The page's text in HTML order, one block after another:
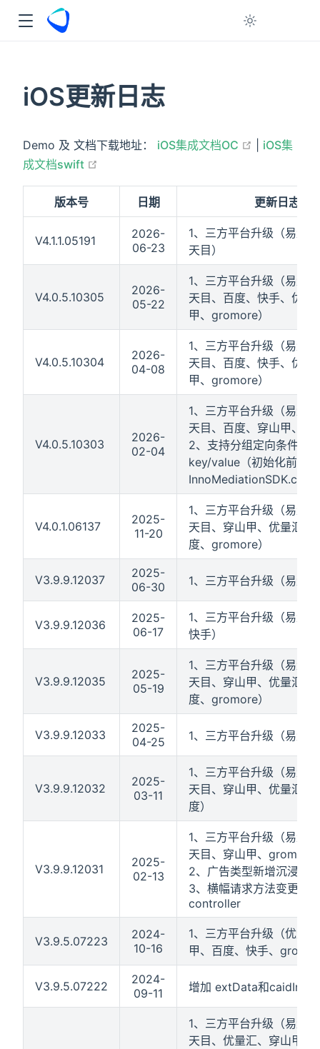
打开
iOS更新日志
Demo 及 文档下载地址： iOS集成文档OC 在新窗口打开
iOS集
成文档swift
版本号 日期 更新日志
V4.1.1.05191
2026-
06-23
1、三方平台升级（易量
天目）
V4.0.5.10305
2026-
05-22
1、三方平台升级（易量
天目、百度、快手、优量
甲、gromore）
V4.0.5.10304
2026-
04-08
1、三方平台升级（易量
天目、百度、快手、优量
甲、gromore）
V4.0.5.10303
2026-
02-04
1、三方平台升级（易量
天目、百度、穿山甲、
2、支持分组定向条件支
key/value（初始化前设置
V4.0.1.06137
2025-
11-20
1、三方平台升级（易量
天目、穿山甲、优量汇、
度、gromore）
V3.9.9.12037
2025-
06-30
1、三方平台升级（易量
V3.9.9.12036
2025-
06-17
1、三方平台升级（易量
快手）
V3.9.9.12035
2025-
05-19
1、三方平台升级（易量
天目、穿山甲、优量汇、
度、gromore）
V3.9.9.12033
2025-
04-25
1、三方平台升级（易量
V3.9.9.12032
2025-
03-11
1、三方平台升级（易量
天目、穿山甲、优量汇、
度）
V3.9.9.12031
2025-
02-13
1、三方平台升级（易量
天目、穿山甲、gromore
2、广告类型新增沉浸视
3、横幅请求方法变更，
controller
V3.9.5.07223
2024-
10-16
1、三方平台升级（优量
甲、百度、快手、
V3.9.5.07222
2024-
09-11
增加 extData和
1、三方平台升级（易量
天目、优量汇、穿山甲、